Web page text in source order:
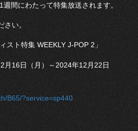
間にわたって特集放送されます。
さい。
スト特集 WEEKLY J-POP 2」
月16日（月）～2024年12月22日
B65/?service=sp440